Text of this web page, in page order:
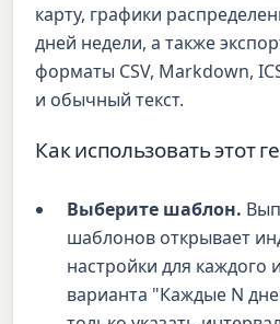
карту, графики
дней недели, а также
форматы CSV, Markdown,
и обычный текст.
Как использовать этот
Выберите шаблон.
шаблонов открывает
настройки для каждого
варианта "Каждые N